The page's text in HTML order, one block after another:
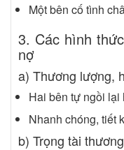
Một bên cố tình
3. Các hình
nợ
a) Thương lượng,
Hai bên tự ngồi lại
Nhanh chóng, tiết
b) Trọng tài